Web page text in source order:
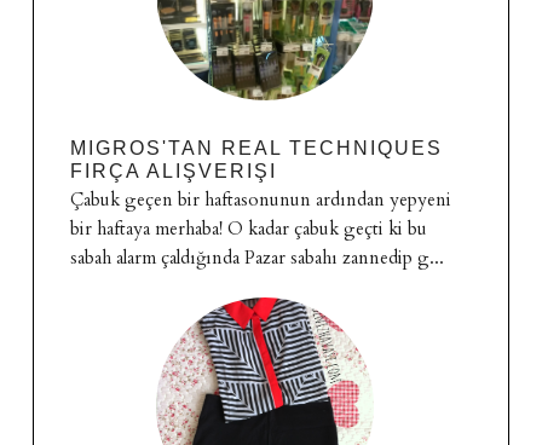
MIGROS'TAN REAL TECHNIQUES
FIRÇA ALIŞVERIŞI
Çabuk geçen bir haftasonunun ardından yepyeni
bir haftaya merhaba! O kadar çabuk geçti ki bu
sabah alarm çaldığında Pazar sabahı zannedip g...